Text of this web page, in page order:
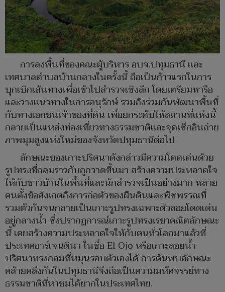
การลงพื้นที่ของคณะผู้บริหาร อบจ.ปทุมธานี และ
เทศบาลตำบลบ้านกลางในครั้งนี้ ถือเป็นก้าวแรกในการ
บุกเบิกเส้นทางเพื่อเข้าไปสำรวจเชิงลึก โดยเตรียมหารือ
และวางแนวทางในการอนุรักษ์ รวมถึงร่วมกันพัฒนาพื้นที่
กับทางเอกชนเจ้าของที่ดิน เพื่อยกระดับให้สถานที่แห่งนี้
กลายเป็นแหล่งท่องเที่ยวทางธรรมชาติและจุดเช็กอินถ่าย
ภาพมุมสูงแห่งใหม่ของจังหวัดปทุมธานีต่อไป
ลักษณะของเกาะปริศนาดังกล่าวมีความโดดเด่นด้วย
รูปทรงที่กลมราวกับถูกวาดขึ้นมา สร้างความประหลาดใจ
ให้กับชาวบ้านในพื้นที่และนักสำรวจเป็นอย่างมาก หลาย
คนตั้งข้อสังเกตถึงการก่อตัวของผืนดินและพืชพรรณที่
รวมตัวกันจนกลายเป็นเกาะรูปทรงเฉพาะตัวลอยโดดเด่น
อยู่กลางน้ำ ซึ่งปรากฏการณ์เกาะรูปทรงเรขาคณิตลักษณะ
นี้ เคยสร้างความประหลาดใจให้กับคนทั่วโลกมาแล้วที่
ประเทศอาร์เจนตินา ในชื่อ El Ojo หรือเกาะลอยน้ำ
ปริศนาทรงกลมที่หมุนรอบตัวเองได้ การค้นพบลักษณะ
คล้ายคลึงกันในปทุมธานีจึงถือเป็นความมหัศจรรย์ทาง
ธรรมชาติที่หาชมได้ยากในประเทศไทย.